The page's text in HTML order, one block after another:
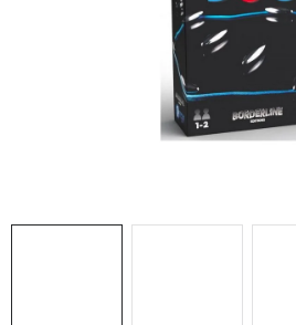
DESKOHERNÍ KLUBY, DDM,
ZÁJMOVÉ ORGANIZACE
ZÁKLADNÍ A MATEŘSKÉ ŠKOLY,
JINÁ VZDĚLÁVACÍ ZAŘÍZENÍ
Podmínky ochrany osobních údajů
Deskoherní kluby, DDM, knihovny a